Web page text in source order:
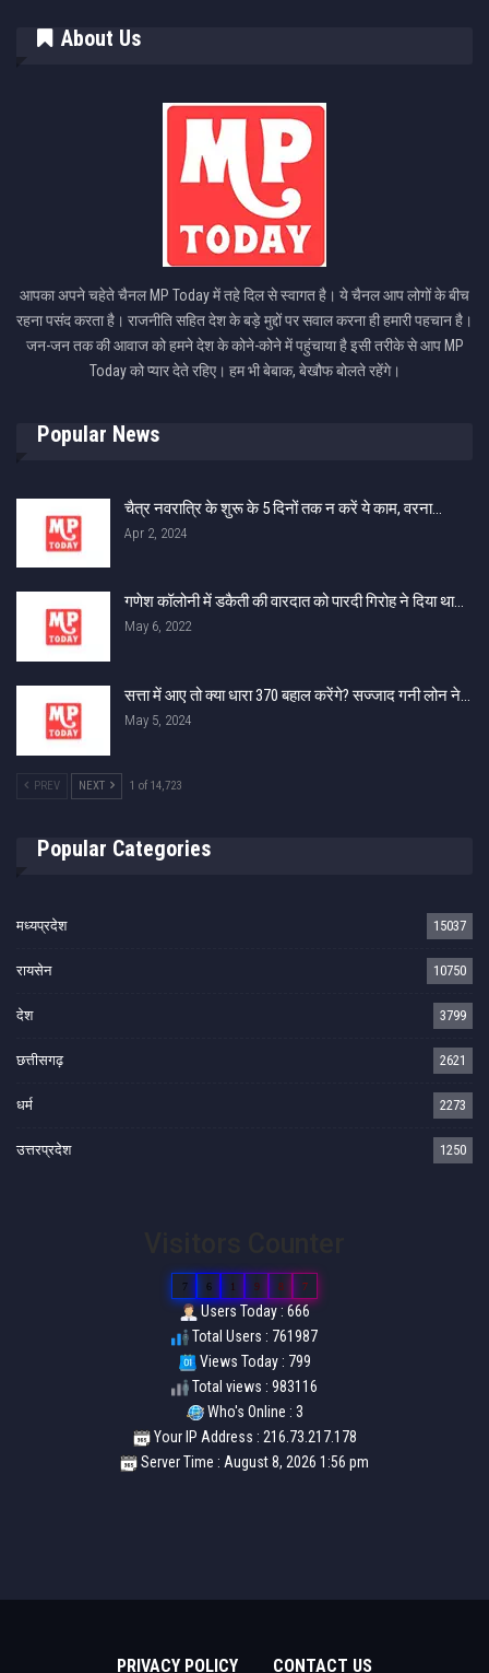
About Us
आपका अपने चहेते चैनल MP Today में तहे दिल से स्वागत है। ये चैनल आप लोगों के बीच
रहना पसंद करता है। राजनीति सहित देश के बड़े मुद्दों पर सवाल करना ही हमारी पहचान है।
जन-जन तक की आवाज को हमने देश के कोने-कोने में पहुंचाया है इसी तरीके से आप MP
Today को प्यार देते रहिए। हम भी बेबाक, बेखौफ बोलते रहेंगे।
Popular News
चैत्र नवरात्रि के शुरू के 5 दिनों तक न करें ये काम, वरना…
Apr 2, 2024
गणेश कॉलोनी में डकैती की वारदात को पारदी गिरोह ने दिया था…
May 6, 2022
सत्ता में आए तो क्या धारा 370 बहाल करेंगे? सज्जाद गनी लोन ने…
May 5, 2024
PREV NEXT 1 of 14,723
Popular Categories
मध्यप्रदेश 15037
रायसेन 10750
देश 3799
छत्तीसगढ़ 2621
धर्म 2273
उत्तरप्रदेश 1250
7 6 1 9 8 7
Users Today : 666
Total Users : 761987
Views Today : 799
Total views : 983116
Who's Online : 3
Your IP Address : 216.73.217.178
Server Time : August 8, 2026 1:56 pm
PRIVACY POLICY CONTACT US